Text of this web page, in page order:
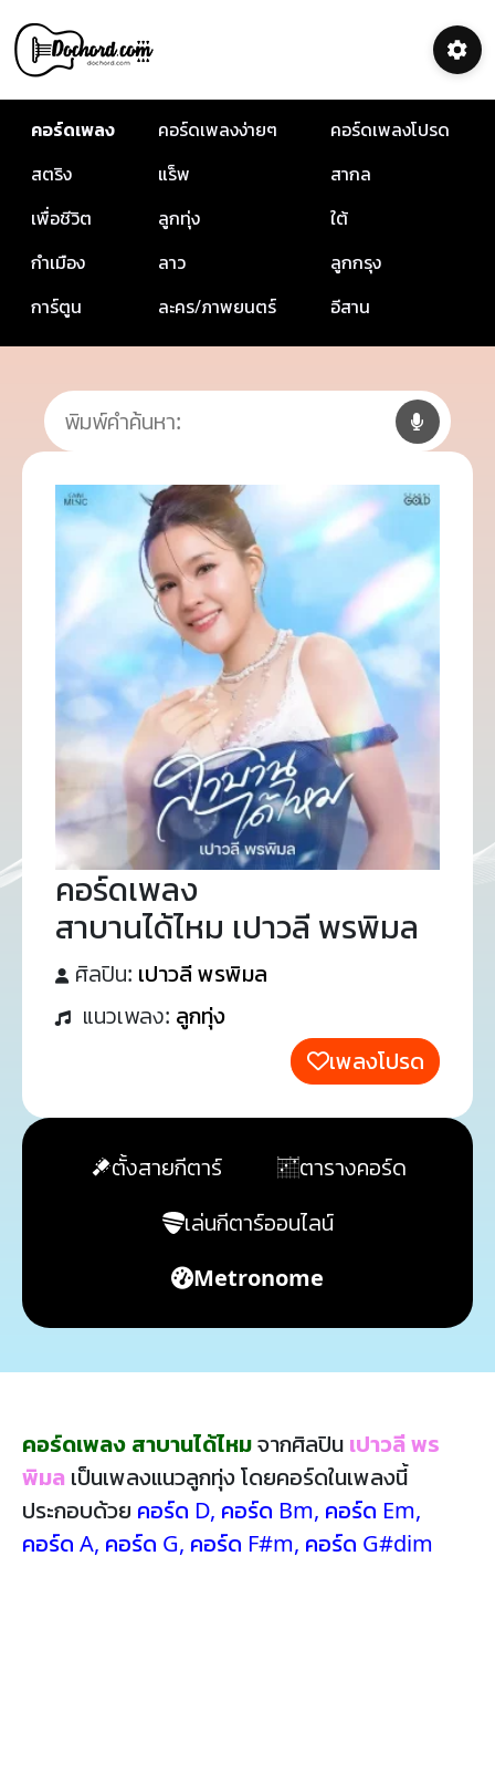
คอร์ดเพลง คอร์ดเพลงง่ายๆ
คอร์ดเพลงโปรด
สตริง
แร็พ
สากล
เพื่อชีวิต
ลูกทุ่ง
ใต้
กำเมือง
ลาว
ลูกกรุง
การ์ตูน
ละคร/ภาพยนตร์ อีสาน
คอร์ดเพลง
สาบานได้ไหม เปาวลี พรพิมล
ศิลปิน: เปาวลี พรพิมล
แนวเพลง: ลูกทุ่ง
เพลงโปรด
ตั้งสายกีตาร์
ตารางคอร์ด
เล่นกีตาร์ออนไลน์
Metronome
คอร์ดเพลง สาบานได้ไหมจากศิลปิน เปาวลี พร
พิมล เป็นเพลงแนวลูกทุ่ง โดยคอร์ดในเพลงนี้
ประกอบด้วย คอร์ด D, คอร์ด Bm, คอร์ด Em,
คอร์ด A, คอร์ด G, คอร์ด F#m, คอร์ด G#dim